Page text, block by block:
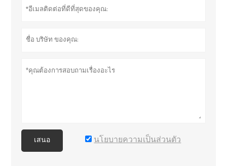
เสนอ นโยบายความเป็นส่วนตัว